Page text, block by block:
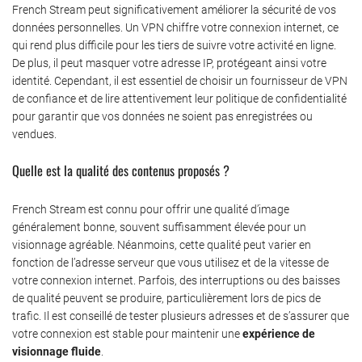
French Stream peut significativement améliorer la sécurité de vos
données personnelles. Un VPN chiffre votre connexion internet, ce
qui rend plus difficile pour les tiers de suivre votre activité en ligne.
De plus, il peut masquer votre adresse IP, protégeant ainsi votre
identité. Cependant, il est essentiel de choisir un fournisseur de VPN
de confiance et de lire attentivement leur politique de confidentialité
pour garantir que vos données ne soient pas enregistrées ou
vendues.
Quelle est la qualité des contenus proposés ?
French Stream est connu pour offrir une qualité d’image
généralement bonne, souvent suffisamment élevée pour un
visionnage agréable. Néanmoins, cette qualité peut varier en
fonction de l’adresse serveur que vous utilisez et de la vitesse de
votre connexion internet. Parfois, des interruptions ou des baisses
de qualité peuvent se produire, particulièrement lors de pics de
trafic. Il est conseillé de tester plusieurs adresses et de s’assurer que
votre connexion est stable pour maintenir uneexpérience de
visionnage fluide